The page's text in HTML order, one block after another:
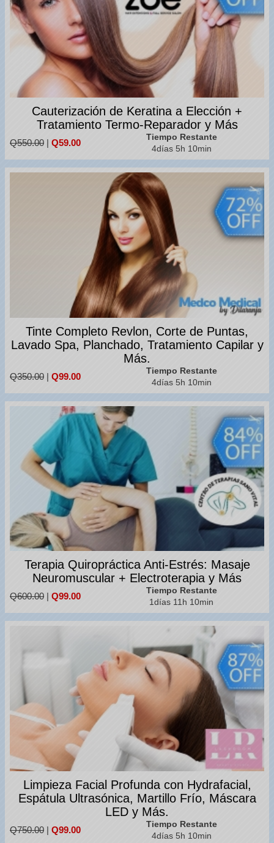
Cauterización de Keratina a Elección +
Tratamiento Termo-Reparador y Más
Q550.00 | Q59.00
Tiempo Restante
4días 5h 10min
Tinte Completo Revlon, Corte de Puntas,
Lavado Spa, Planchado, Tratamiento Capilar y
Más.
Q350.00 | Q99.00
Tiempo Restante
4días 5h 10min
Terapia Quiropráctica Anti-Estrés: Masaje
Neuromuscular + Electroterapia y Más
Q600.00 | Q99.00
Tiempo Restante
1días 11h 10min
Limpieza Facial Profunda con Hydrafacial,
Espátula Ultrasónica, Martillo Frío, Máscara
LED y Más.
Q750.00 | Q99.00
Tiempo Restante
4días 5h 10min